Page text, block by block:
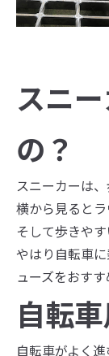
スニ
の？
スニーカーは
横から見るとラ
そして歩きや
やはり自転車
ューズをおすす
自転
自転車がよく